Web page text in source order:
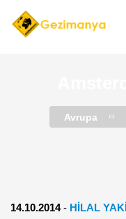
Avrupa
14.10.2014- HILAL